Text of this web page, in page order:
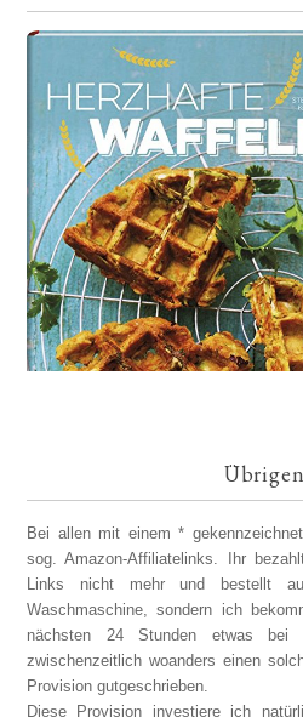
Bei allen mit einem *
sog. Amazon-Affiliatelinks. Ihr
Links nicht mehr und bestellt
Waschmaschine, sondern ich
nächsten 24 Stunden etwas bei
zwischenzeitlich woanders einen
Provision gutgeschrieben.
Diese Provision investiere ich